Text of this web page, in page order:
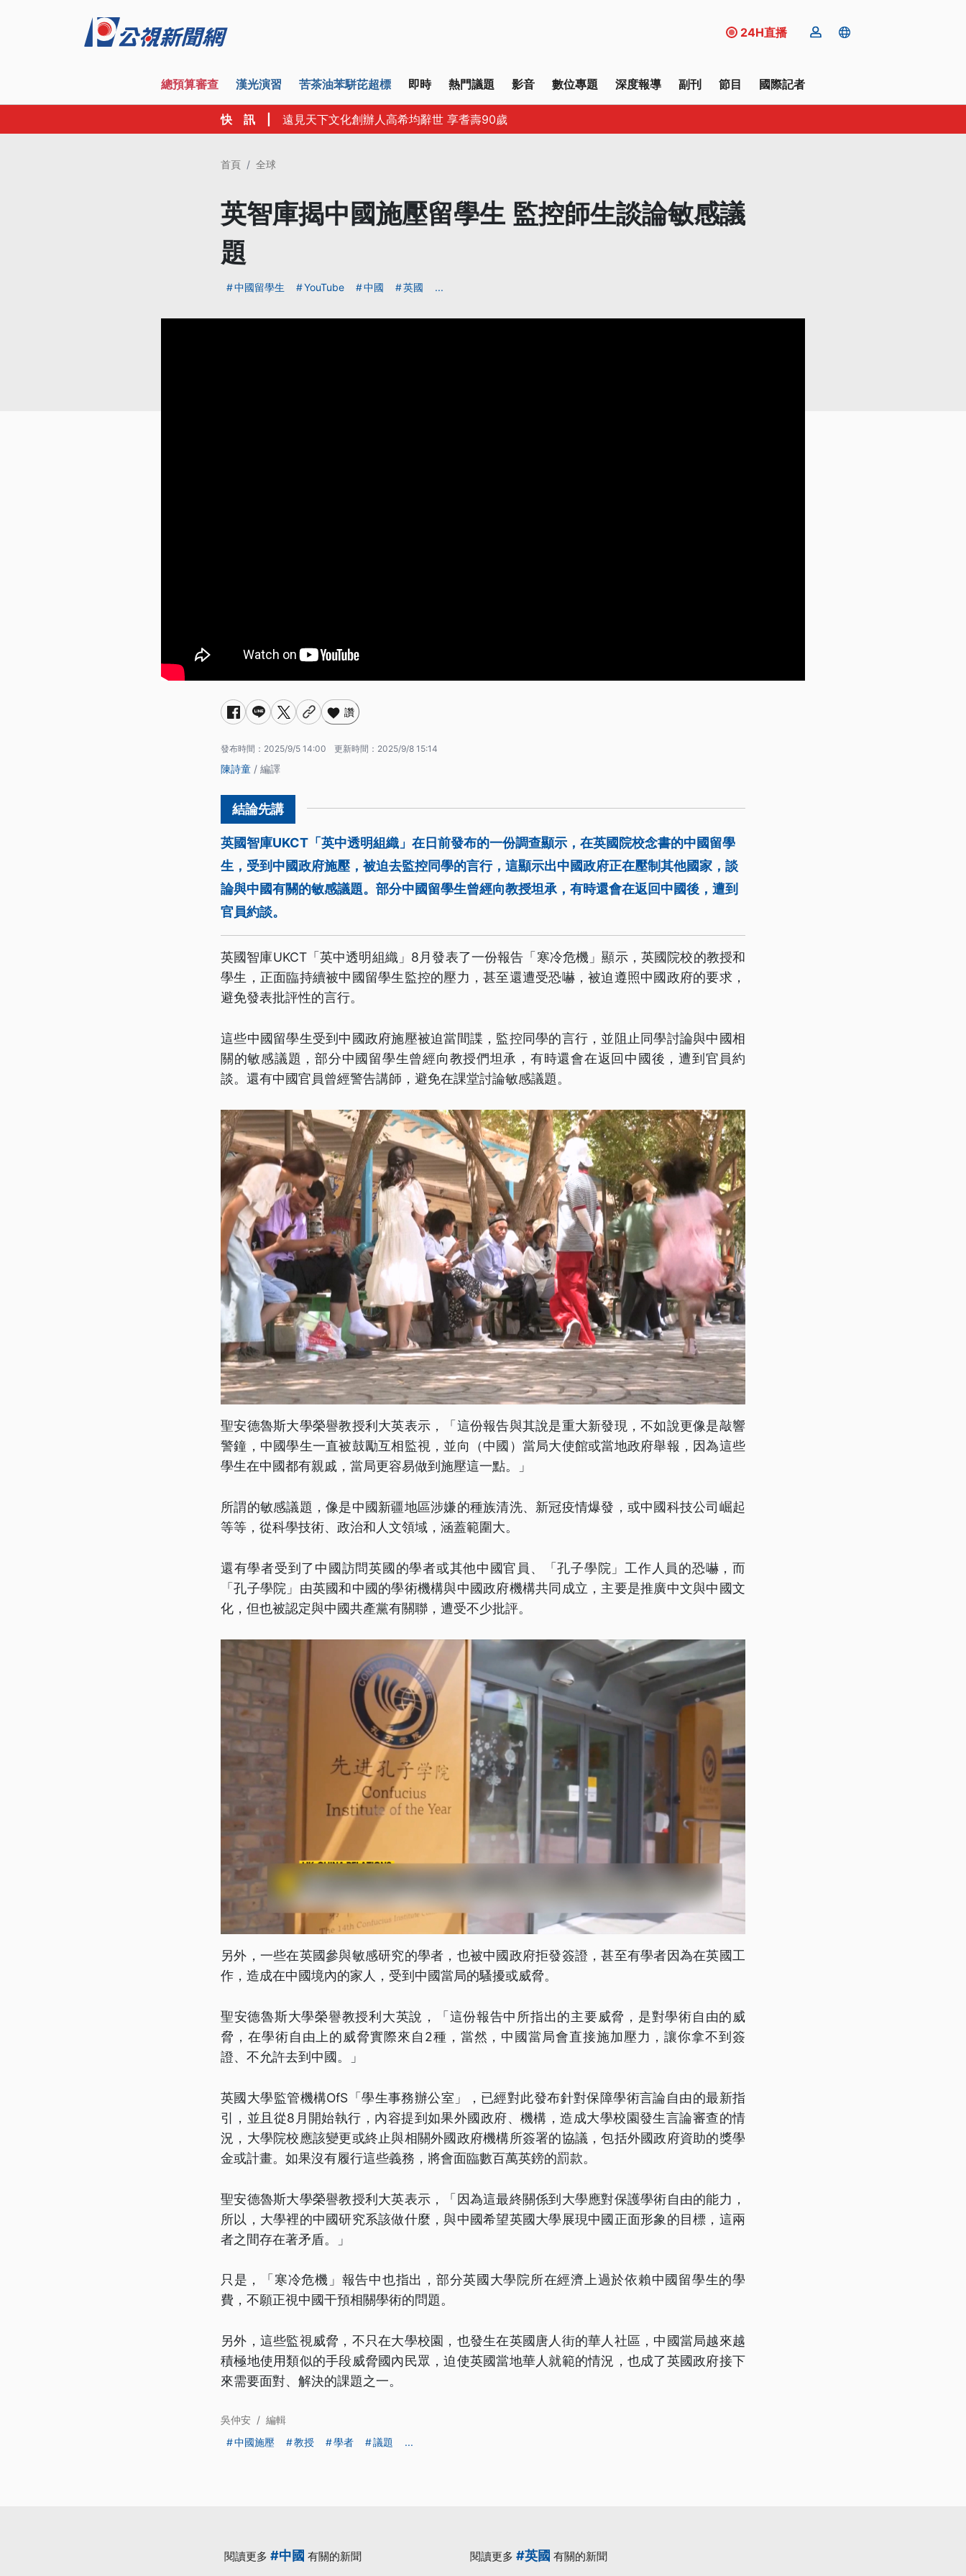
24H直播
總預算審查 漢光演習 苦茶油苯駢芘超標 即時 熱門議題 影音 數位專題 深度報導 副刊 節目 國際記者
快 訊 遠見天下文化創辦人高希均辭世 享耆壽90歲
首頁 全球
英智庫揭中國施壓留學生 監控師生談論敏感議
題
中國留學生 YouTube 中國 英國 ...
讚
發布時間： 2025/9/5 14:00 更新時間： 2025/9/8 15:14
陳詩童 / 編譯
英國智庫UKCT「英中透明組織」在日前發布的一份調查顯示，在英國院校念書的中國留學
生，受到中國政府施壓，被迫去監控同學的言行，這顯示出中國政府正在壓制其他國家，談
論與中國有關的敏感議題。部分中國留學生曾經向教授坦承，有時還會在返回中國後，遭到
官員約談。
英國智庫UKCT「英中透明組織」8月發表了一份報告「寒冷危機」顯示，英國院校的教授和
學生，正面臨持續被中國留學生監控的壓力，甚至還遭受恐嚇，被迫遵照中國政府的要求，
避免發表批評性的言行。
這些中國留學生受到中國政府施壓被迫當間諜，監控同學的言行，並阻止同學討論與中國相
關的敏感議題，部分中國留學生曾經向教授們坦承，有時還會在返回中國後，遭到官員約
談。還有中國官員曾經警告講師，避免在課堂討論敏感議題。
聖安德魯斯大學榮譽教授利大英表示，「這份報告與其說是重大新發現，不如說更像是敲響
警鐘，中國學生一直被鼓勵互相監視，並向（中國）當局大使館或當地政府舉報，因為這些
學生在中國都有親戚，當局更容易做到施壓這一點。」
所謂的敏感議題，像是中國新疆地區涉嫌的種族清洗、新冠疫情爆發，或中國科技公司崛起
等等，從科學技術、政治和人文領域，涵蓋範圍大。
還有學者受到了中國訪問英國的學者或其他中國官員、「孔子學院」工作人員的恐嚇，而
「孔子學院」由英國和中國的學術機構與中國政府機構共同成立，主要是推廣中文與中國文
化，但也被認定與中國共產黨有關聯，遭受不少批評。
另外，一些在英國參與敏感研究的學者，也被中國政府拒發簽證，甚至有學者因為在英國工
作，造成在中國境內的家人，受到中國當局的騷擾或威脅。
聖安德魯斯大學榮譽教授利大英說，「這份報告中所指出的主要威脅，是對學術自由的威
脅，在學術自由上的威脅實際來自2種，當然，中國當局會直接施加壓力，讓你拿不到簽
證、不允許去到中國。」
英國大學監管機構OfS「學生事務辦公室」，已經對此發布針對保障學術言論自由的最新指
引，並且從8月開始執行，內容提到如果外國政府、機構，造成大學校園發生言論審查的情
況，大學院校應該變更或終止與相關外國政府機構所簽署的協議，包括外國政府資助的獎學
金或計畫。如果沒有履行這些義務，將會面臨數百萬英鎊的罰款。
聖安德魯斯大學榮譽教授利大英表示，「因為這最終關係到大學應對保護學術自由的能力，
所以，大學裡的中國研究系該做什麼，與中國希望英國大學展現中國正面形象的目標，這兩
者之間存在著矛盾。」
只是，「寒冷危機」報告中也指出，部分英國大學院所在經濟上過於依賴中國留學生的學
費，不願正視中國干預相關學術的問題。
另外，這些監視威脅，不只在大學校園，也發生在英國唐人街的華人社區，中國當局越來越
積極地使用類似的手段威脅國內民眾，迫使英國當地華人就範的情況，也成了英國政府接下
來需要面對、解決的課題之一。
吳仲安 / 編輯
中國施壓
教授 學者 議題 ...
閱讀更多 #中國 有關的新聞 閱讀更多 #英國 有關的新聞